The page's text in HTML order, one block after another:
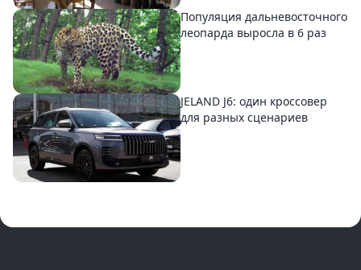
Популяция дальневосточного
леопарда выросла в 6 раз
JELAND J6: один кроссовер
для разных сценариев